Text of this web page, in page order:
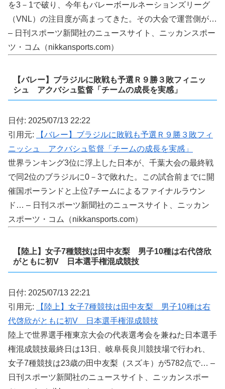
を3－1で破り、今年もバレーボールネーションズリーグ
（VNL）の注目度が高まってきた。その大会で運営側が…
– 日刊スポーツ新聞社のニュースサイト、ニッカンスポー
ツ・コム（nikkansports.com）
【バレー】ブラジルに敗戦も予選Ｒ９勝３敗フィニッ
シュ アクバシュ監督「チームの成長を実感」
日付: 2025/07/13 22:22
引用元:
【バレー】ブラジルに敗戦も予選Ｒ９勝３敗フィ
ニッシュ アクバシュ監督「チームの成長を実感」
世界ランキング3位に浮上した日本が、千葉大会の最終戦
で同2位のブラジルに0－3で敗れた。この試合前までに開
催国ポーランドと上位7チームによるファイナルラウン
ド… – 日刊スポーツ新聞社のニュースサイト、ニッカン
スポーツ・コム（nikkansports.com）
【陸上】女子7種競技は田中友梨 男子10種は右代啓欣
がともに初V 日本選手権混成競技
日付: 2025/07/13 22:21
引用元:
【陸上】女子7種競技は田中友梨 男子10種は右
代啓欣がともに初V 日本選手権混成競技
陸上で世界選手権東京大会の代表選考会を兼ねた日本選手
権混成競技最終日は13日、岐阜長良川競技場で行われ、
女子7種競技は23歳の田中友梨（スズキ）が5782点で… –
日刊スポーツ新聞社のニュースサイト、ニッカンスポー